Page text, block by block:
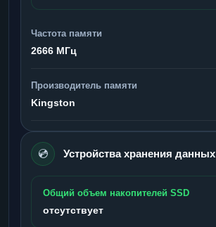
Частота памяти
2666 МГц
Производитель памяти
Kingston
💿 Устройства хранения данных
Общий объем накопителей SSD
отсутствует